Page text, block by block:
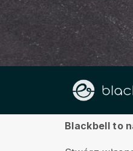
O
Blackbell to